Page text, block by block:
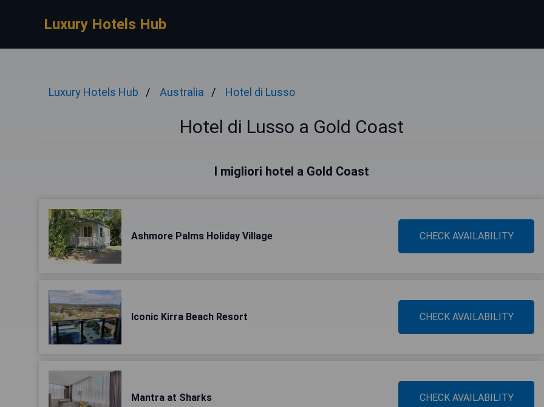
Luxury Hotels Hub
Luxury Hotels Hub Australia Hotel di Lusso
Hotel di Lusso a Gold Coast
I migliori hotel a Gold Coast
Ashmore Palms Holiday Village CHECK AVAILABILITY
Iconic Kirra Beach Resort CHECK AVAILABILITY
Mantra at Sharks CHECK AVAILABILITY